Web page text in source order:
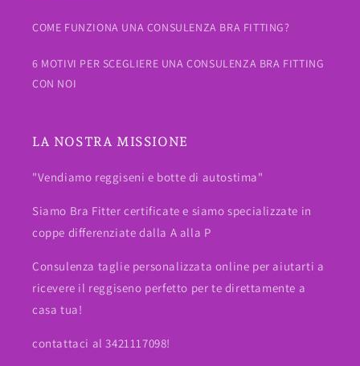
COME FUNZIONA UNA CONSULENZA BRA FITTING?
6 MOTIVI PER SCEGLIERE UNA CONSULENZA BRA FITTING
CON NOI
LA NOSTRA MISSIONE
"Vendiamo reggiseni e botte di autostima"
Siamo Bra Fitter certificate e siamo specializzate in
coppe differenziate dalla A alla P
Consulenza taglie personalizzata online per aiutarti a
ricevere il reggiseno perfetto per te direttamente a
casa tua!
contattaci al 3421117098!